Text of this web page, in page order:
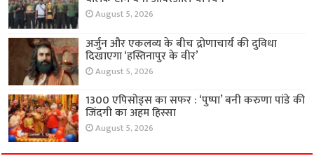
August 5, 2026
अर्जुन और एकलव्य के बीच द्रोणाचार्य की दुविधा
दिखाएगा ‘हस्तिनापुर के वीर’
August 5, 2026
1300 एपिसोड्स का सफर : ‘पुष्पा’ बनी करुणा पांडे की
जिंदगी का अहम हिस्सा
August 5, 2026